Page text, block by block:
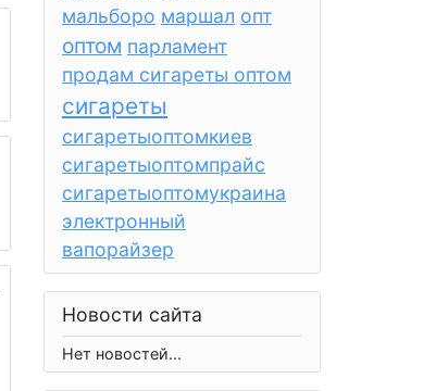
мальборо маршал опт
оптом парламент
продам сигареты оптом
сигареты
сигаретыоптомкиев
сигаретыоптомпрайс
сигаретыоптомукраина
электронный
вапорайзер
Новости сайта
Нет новостей...